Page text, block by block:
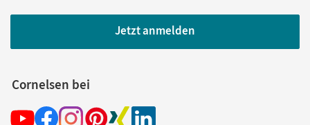
Jetzt anmelden
Cornelsen bei